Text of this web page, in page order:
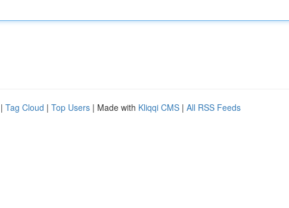
| Tag Cloud | Top Users | Made with Kliqqi CMS | All RSS Feeds